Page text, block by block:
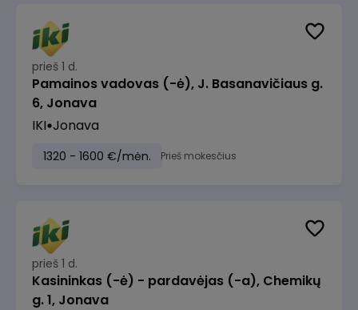
prieš 1 d.
Pamainos vadovas (-ė), J. Basanavičiaus g.
6, Jonava
IKI Jonava
1320 - 1600 €/mėn. Prieš mokesčius
prieš 1 d.
Kasininkas (-ė) - pardavėjas (-a), Chemikų
g. 1, Jonava